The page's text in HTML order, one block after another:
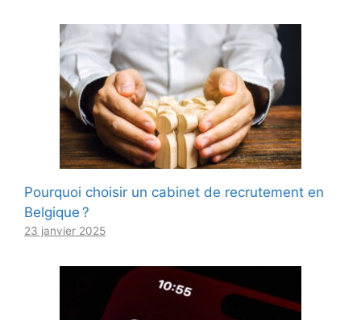
Pourquoi choisir un cabinet de recrutement en
Belgique ?
23 janvier 2025